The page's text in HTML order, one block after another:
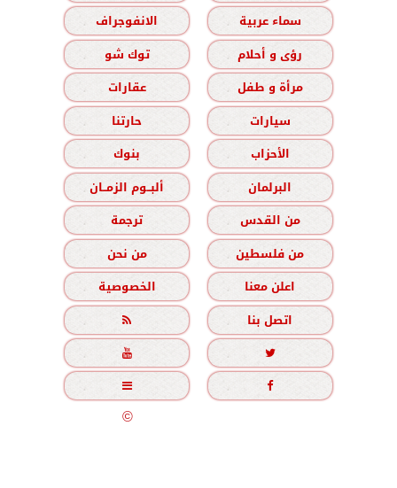
سماء عربية
الانفوجراف
رؤى و أحلام
توك شو
مرأة و طفل
عقارات
سيارات
حارتنا
الأحزاب
بنوك
البرلمان
ألبــوم الزمــان
من القدس
ترجمة
من فلسطين
من نحن
اعلن معنا
الخصوصية
اتصل بنا





جميع الحقوق محفوظة©